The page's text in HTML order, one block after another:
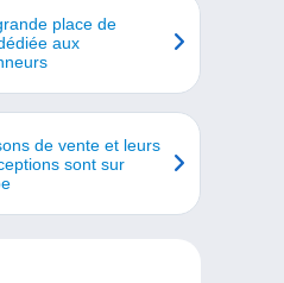
place de
aux
de vente et leurs
sont sur